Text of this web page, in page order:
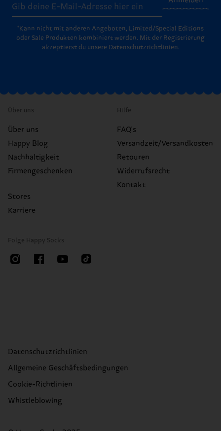
*Kann nicht mit anderen Angeboten, Limited/Special Editions
oder Sale Produkten kombiniert werden. Mit der Registrierung
akzeptierst du unsere Datenschutzrichtlinien.
Über uns
Über uns
Happy Blog
Nachhaltigkeit
Firmengeschenken
Stores
Karriere
Hilfe
FAQ's
Versandzeit/Versandkosten
Retouren
Widerrufsrecht
Kontakt
Folge Happy Socks
Datenschutzrichtlinien
Allgemeine Geschäftsbedingungen
Cookie-Richtlinien
Whistleblowing